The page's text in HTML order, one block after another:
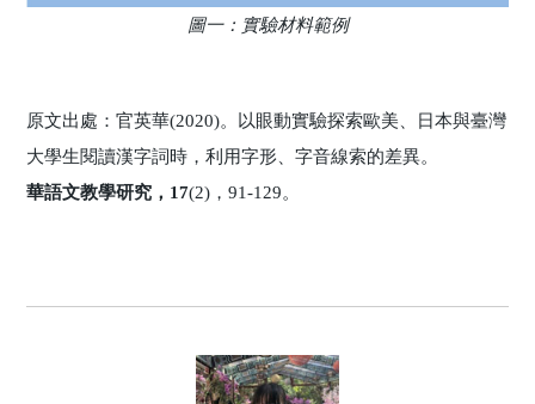
圖一：實驗材料範例
原文出處：官英華(2020)。以眼動實驗探索歐美、日本與臺灣
大學生閱讀漢字詞時，利用字形、字音線索的差異。
華語文教學研究，17(2)，91-129。